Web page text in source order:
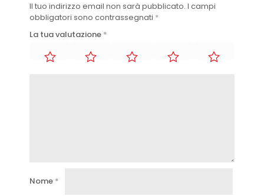
Il tuo indirizzo email non sarà pubblicato. I campi
obbligatori sono contrassegnati *
La tua valutazione *
Nome *